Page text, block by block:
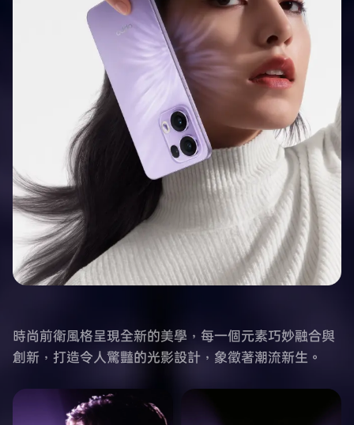
時尚前衛風格呈現全新的美學，每一個元素巧妙融合與
創新，打造令人驚豔的光影設計，象徵著潮流新生。